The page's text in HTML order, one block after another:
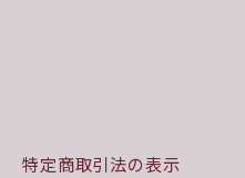
特定商取引法の表示